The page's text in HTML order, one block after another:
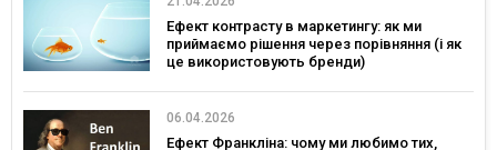
Ефект контрасту в маркетингу: як ми
приймаємо рішення через порівняння (і як
це використовують бренди)
06.04.2026
Ефект Франкліна: чому ми любимо тих,